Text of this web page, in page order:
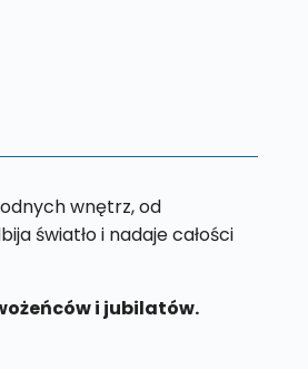
wnętrz, od
światło i nadaje całości
i jubilatów.